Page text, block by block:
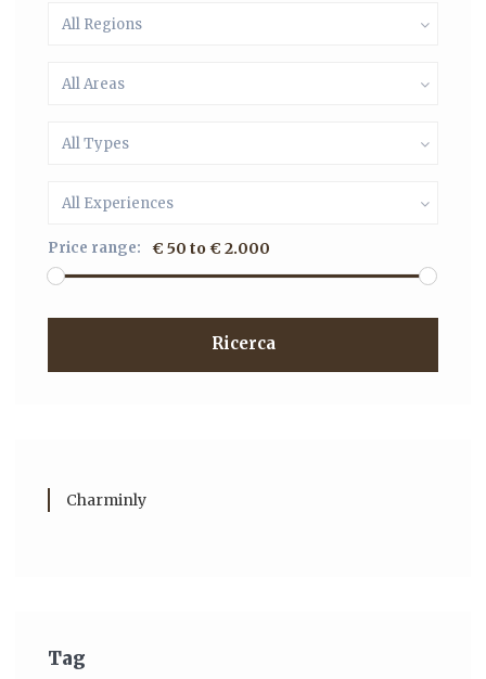
All Regions
All Areas
All Types
All Experiences
Price range: € 50 to € 2.000
Ricerca
Charminly
Tag